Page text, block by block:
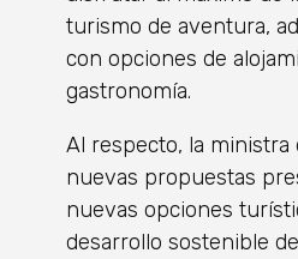
turismo de aventura,
con opciones de
gastronomía.
Al respecto, la ministra
nuevas propuestas
nuevas opciones
desarrollo sostenible